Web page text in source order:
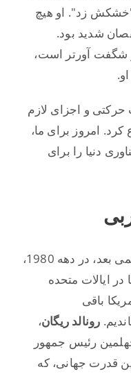
زد". او هیچ
شديد بود.
شگفت آورتر است،
حرکتی و اجزای لازم
کرد. امروز برای ما،
دنیا را برای
کمی بعد، در دهه 1980،
در ایالات متحده
باقی
رونالد ریگان،
رئیس جمهور
قدرت جهانی، که